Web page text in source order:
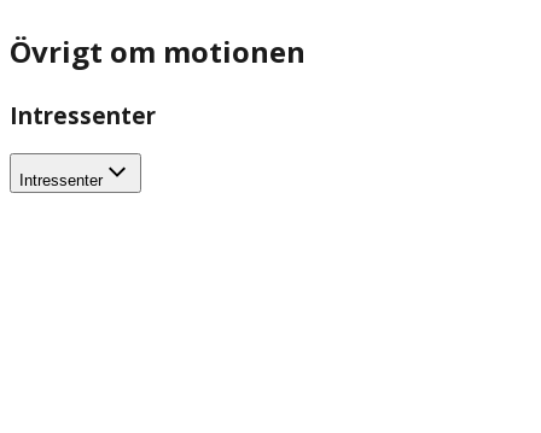
Övrigt om motionen
Intressenter
Intressenter